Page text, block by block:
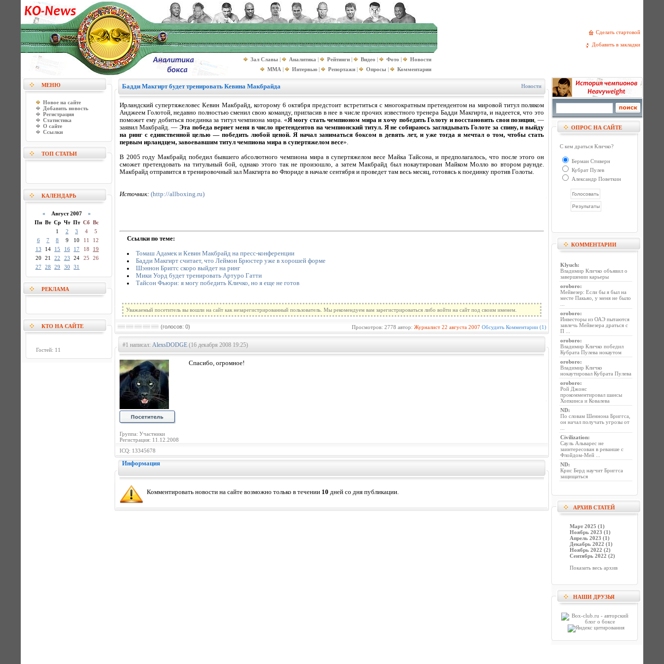
Сделать стартовой
Добавить в закладки
Зал Славы | Аналитика | Рейтинги | Видео | Фото |
Новости
MMA | Интервью | Репортажи | Опросы | Комментарии
МЕНЮ
Новое на сайте
Добавить новость
Регистрация
Статистика
О сайте
Ссылки
ТОП СТАТЬИ
КАЛЕНДАРЬ
« Август 2007 »
Пн Вт Ср Чт Пт Сб Вс
1
2 3 4
5
6
7 8 9 10 11
12
13
14 15 16 17 18
19
20
21 22 23 24 25
26
27
28 29 30 31
РЕКЛАМА
КТО НА САЙТЕ
Гостей: 11
Бадди Макгирт будет тренировать Кевина Макбрайда Новости
Ирландский супертяжеловес Кевин Макбрайд, которому 6 октября предстоит встретиться с многократным претендентом на мировой титул поляком
Анджеем Голотой, недавно полностью сменил свою команду, пригласив в нее в числе прочих известного тренера Бадди Макгирта, и надеется, что это
поможет ему добиться поединка за титул чемпиона мира. «Я могу стать чемпионом мира и хочу победить Голоту и восстановить свои позиции, —
заявил Макбрайд. — Эта победа вернет меня в число претендентов на чемпионский титул. Я не собираюсь заглядывать Голоте за спину, и выйду
на ринг с единственной целью — победить любой ценой. Я начал заниматься боксом в девять лет, и уже тогда я мечтал о том, чтобы стать
первым ирландцем, завоевавшим титул чемпиона мира в супертяжелом весе».
В 2005 году Макбрайд победил бывшего абсолютного чемпиона мира в супертяжелом весе Майка Тайсона, и предполагалось, что после этого он
сможет претендовать на титульный бой, однако этого так не произошло, а затем Макбрайд был нокаутирован Майком Молло во втором раунде.
Макбрайд отправится в тренировочный зал Макгирта во Флориде в начале сентября и проведет там весь месяц, готовясь к поединку против Голоты.
Источник: (http://allboxing.ru)
Ссылки по теме:
Томаш Адамек и Кевин Макбрайд на пресс-конференции
Бадди Макгирт считает, что Леймон Брюстер уже в хорошей форме
Шэннон Бриггс скоро выйдет на ринг
Мики Уорд будет тренировать Артуро Гатти
Тайсон Фьюри: я могу победить Кличко, но я еще не готов
Уважаемый посетитель вы вошли на сайт как незарегистрированный пользователь. Мы рекомендуем вам зарегистрироваться либо войти на сайт под своим именем.
(голосов: 0) Просмотров: 2778 автор: Журналист 22 августа 2007 Обсудить Комментарии (1)
#1 написал: AlexsDODGE (16 декабря 2008 19:25)
Группа: Участники
Регистрация: 11.12.2008
Спасибо, огромное!
ICQ: 13345678
Информация
Комментировать новости на сайте возможно только в течении 10 дней со дня публикации.
ОПРОС НА САЙТЕ
С кем драться Кличко?
Берман Стиверн
Кубрат Пулев
Александр Поветкин
КОММЕНТАРИИ
Klyuch:
Владимир Кличко объявил о
завершении карьеры
oroboro:
Мейвезер: Если бы я был на
месте Пакьяо, у меня не было
oroboro:
Инвесторы из ОАЭ пытаются
завлечь Мейвезера драться с
П ...
oroboro:
Владимир Кличко победил
Кубрата Пулева нокаутом
oroboro:
Владимир Кличко
нокаутировал Кубрата Пулева
oroboro:
Рой Джонс
прокомментировал шансы
Хопкинса и Ковалева
ND:
По словам Шеннона Бриггса,
он начал получать угрозы от
Civilization:
Сауль Альварес не
заинтересован в реванше с
Флойдом-Мей ...
ND:
Крис Берд научит Бриггса
защищаться
АРХИВ СТАТЕЙ
Март 2025 (1)
Ноябрь 2023 (1)
Апрель 2023 (1)
Декабрь 2022 (1)
Ноябрь 2022 (2)
Сентябрь 2022 (2)
Показать весь архив
НАШИ ДРУЗЬЯ